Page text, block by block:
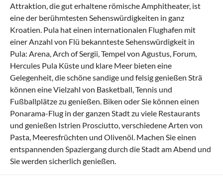
Attraktion, die gut erhaltene römische Amphitheater, ist
eine der berühmtesten Sehenswürdigkeiten in ganz
Kroatien. Pula hat einen internationalen Flughafen mit
einer Anzahl von Flü bekannteste Sehenswürdigkeit in
Pula: Arena, Arch of Sergii, Tempel von Agustus, Forum,
Hercules Pula Küste und klare Meer bieten eine
Gelegenheit, die schöne sandige und felsig genießen Strä
können eine Vielzahl von Basketball, Tennis und
Fußballplätze zu genießen. Biken oder Sie können einen
Ponarama-Flug in der ganzen Stadt zu viele Restaurants
und genießen Istrien Prosciutto, verschiedene Arten von
Pasta, Meeresfrüchten und Olivenöl. Machen Sie einen
entspannenden Spaziergang durch die Stadt am Abend und
Sie werden sicherlich genießen.